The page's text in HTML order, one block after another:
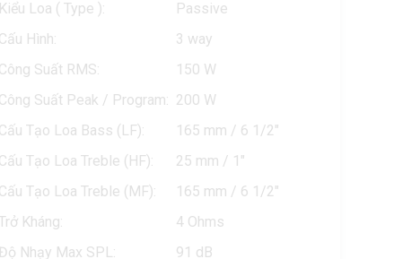
Kiểu Loa ( Type ):
Passive
Cấu Hình:
3 way
Công Suất RMS:
150 W
Công Suất Peak / Program: 200 W
Cấu Tạo Loa Bass (LF):
165 mm / 6 1/2"
Cấu Tạo Loa Treble (HF):
25 mm / 1"
Cấu Tạo Loa Treble (MF):
165 mm / 6 1/2"
Kháng:
4 Ohms
Độ Nhạy Max SPL:
91 dB